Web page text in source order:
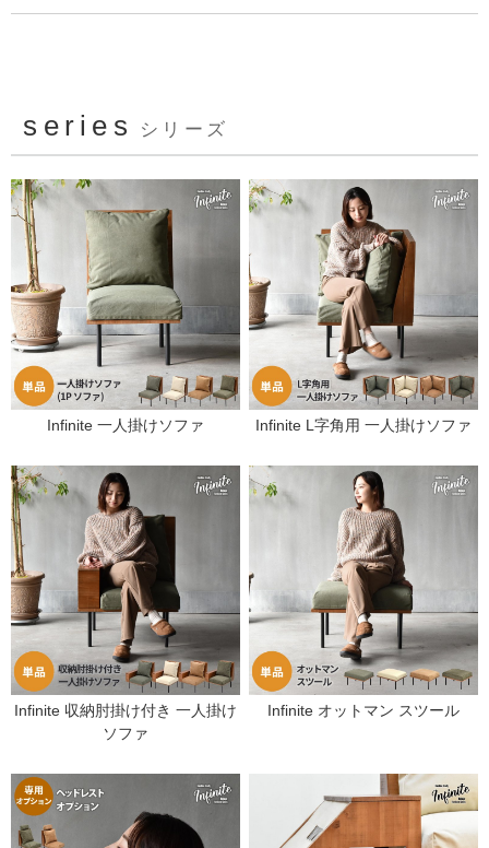
series シリーズ
Infinite 一人掛けソファ Infinite L字角用 一人掛けソファ
Infinite 収納肘掛け付き 一人掛け
ソファ
Infinite オットマン スツール